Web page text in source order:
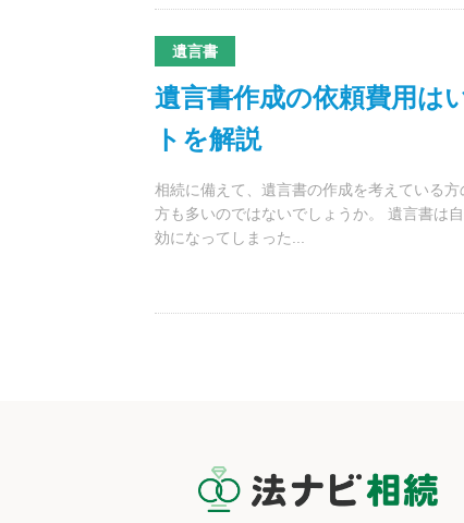
遺言書
遺言書作成の依頼費用は
トを解説
相続に備えて、遺言書の作成を考えている
方も多いのではないでしょうか。 遺言書は
効になってしまった...